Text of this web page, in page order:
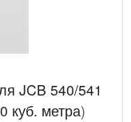
JCB 540/541
куб. метра)